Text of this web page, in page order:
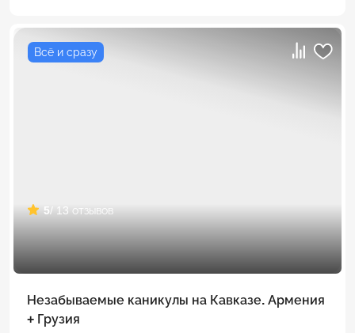
Всё и сразу
5/ 13 отзывов
Незабываемые каникулы на Кавказе. Армения
+ Грузия